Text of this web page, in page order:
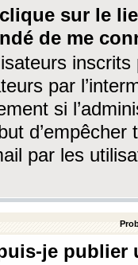
sur le
de me
par
si
par les
je